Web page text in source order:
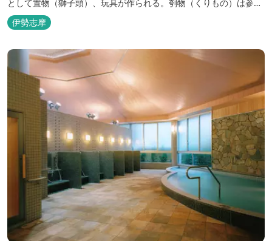
として置物（獅子頭）、玩具が作られる。刳物（くりもの）は参拝
客へのみやげ物として日用雑貨品（盆・タバコ入等）、玩具(こま・
ヨーヨー・ケン玉等）が作られる。
伊勢志摩